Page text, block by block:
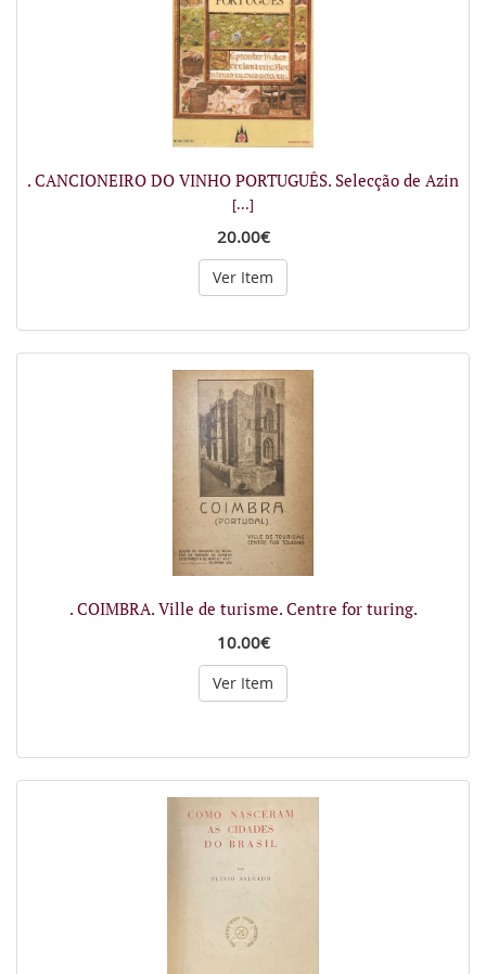
. CANCIONEIRO DO VINHO PORTUGUÊS. Selecção de Azin
[...]
20.00€
Ver Item
. COIMBRA. Ville de turisme. Centre for turing.
10.00€
Ver Item